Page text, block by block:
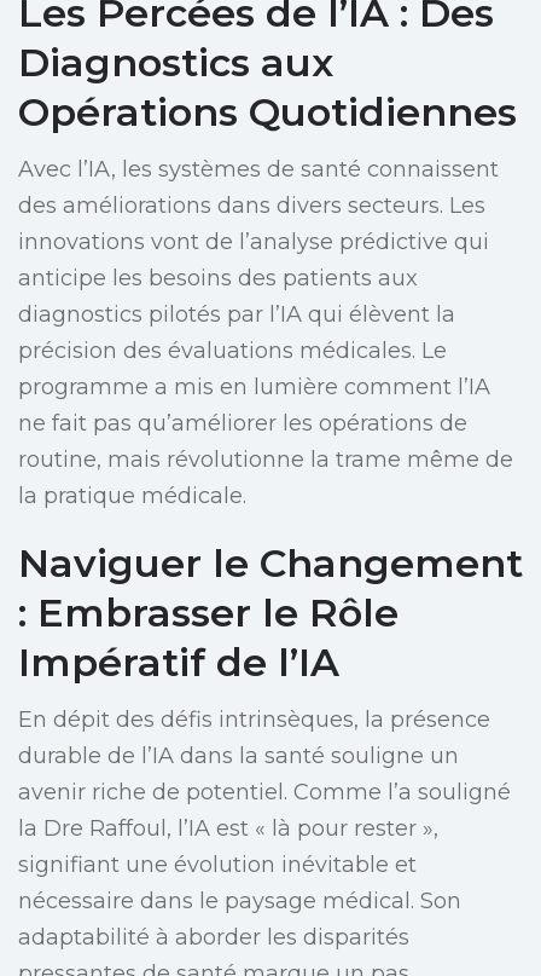
Les Percées de l’IA : Des
Diagnostics aux
Opérations Quotidiennes
Avec l’IA, les systèmes de santé connaissent
des améliorations dans divers secteurs. Les
innovations vont de l’analyse prédictive qui
anticipe les besoins des patients aux
diagnostics pilotés par l’IA qui élèvent la
précision des évaluations médicales. Le
programme a mis en lumière comment l’IA
ne fait pas qu’améliorer les opérations de
routine, mais révolutionne la trame même de
la pratique médicale.
Naviguer le Changement
: Embrasser le Rôle
Impératif de l’IA
En dépit des défis intrinsèques, la présence
durable de l’IA dans la santé souligne un
avenir riche de potentiel. Comme l’a souligné
la Dre Raffoul, l’IA est « là pour rester »,
signifiant une évolution inévitable et
nécessaire dans le paysage médical. Son
adaptabilité à aborder les disparités